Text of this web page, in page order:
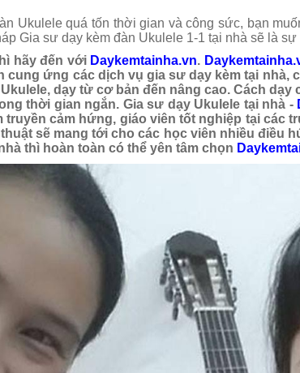
Ukulele quá tốn thời gian và công sức, bạn
Gia sư dạy kèm đàn Ukulele 1-1 tại nhà sẽ là
hãy đến với Daykemtainha.vn.
cung ứng các dịch vụ gia sư dạy kèm tại nhà,
dạy từ cơ bản đến nâng cao. Cách
thời gian ngắn. Gia sư dạy Ukulele tại nhà -
cảm hứng, giáo viên tốt nghiệp tại các
sẽ mang tới cho các học viên nhiều điều
thì hoàn toàn có thể yên tâm chọn